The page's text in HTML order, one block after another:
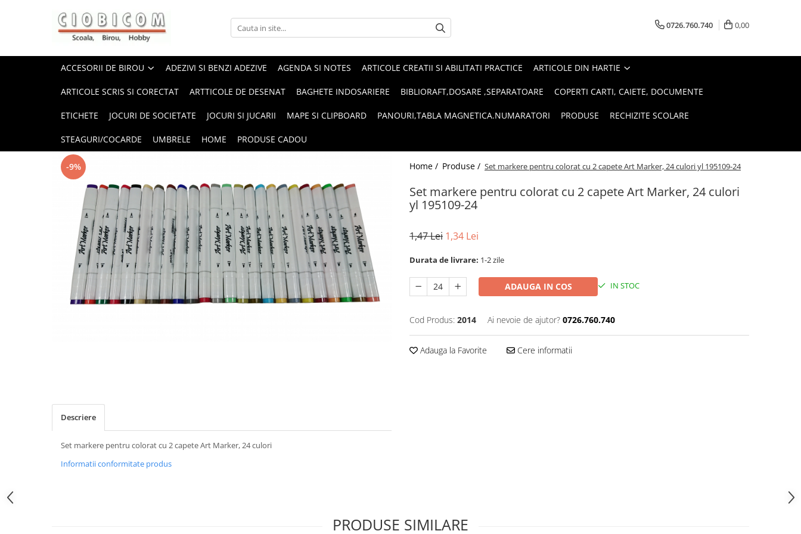
Accesorii de birou
Suporti birou
Articole din hartie
Role casa marcat si fax
0726.760.740 0,00
ACCESORII DE BIROU ADEZIVI SI BENZI ADEZIVE AGENDA SI NOTES ARTICOLE CREATII SI ABILITATI PRACTICE ARTICOLE DIN HARTIE
ARTICOLE SCRIS SI CORECTAT ARTTICOLE DE DESENAT BAGHETE INDOSARIERE BIBLIORAFT,DOSARE ,SEPARATOARE COPERTI CARTI, CAIETE, DOCUMENTE
ETICHETE JOCURI DE SOCIETATE JOCURI SI JUCARII MAPE SI CLIPBOARD PANOURI,TABLA MAGNETICA.NUMARATORI PRODUSE RECHIZITE SCOLARE
STEAGURI/COCARDE UMBRELE HOME PRODUSE CADOU
Home / Produse / Set markere pentru colorat cu 2 capete Art Marker, 24 culori yl 195109-24
Set markere pentru colorat cu 2 capete Art Marker, 24 culori
yl 195109-24
-9%
1,47 Lei 1,34 Lei
Durata de livrare: 1-2 zile
ADAUGA IN COS IN STOC
Cod Produs: 2014 Ai nevoie de ajutor? 0726.760.740
Adauga la Favorite Cere informatii
Descriere
Set markere pentru colorat cu 2 capete Art Marker, 24 culori
Informatii conformitate produs
PRODUSE SIMILARE